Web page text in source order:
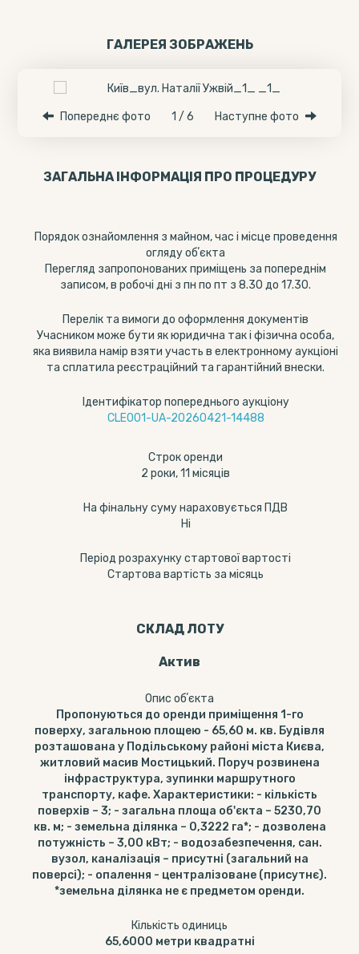
ГАЛЕРЕЯ ЗОБРАЖЕНЬ
Попереднє фото 1 / 6 Наступне фото
ЗАГАЛЬНА ІНФОРМАЦІЯ ПРО ПРОЦЕДУРУ
Порядок ознайомлення з майном, час і місце проведення
огляду обʼєкта
Перегляд запропонованих приміщень за попереднім
записом, в робочі дні з пн по пт з 8.30 до 17.30.
Перелік та вимоги до оформлення документів
Учасником може бути як юридична так і фізична особа,
яка виявила намір взяти участь в електронному аукціоні
та сплатила реєстраційний та гарантійний внески.
Ідентифікатор попереднього аукціону
CLE001-UA-20260421-14488
Строк оренди
2 роки, 11 місяців
На фінальну суму нараховується ПДВ
Ні
Період розрахунку стартової вартості
Стартова вартість за місяць
СКЛАД ЛОТУ
Актив
Опис обʼєкта
Пропонуються до оренди приміщення 1-го
поверху, загальною площею - 65,60 м. кв. Будівля
розташована у Подільському районі міста Києва,
житловий масив Мостицький. Поруч розвинена
інфраструктура, зупинки маршрутного
транспорту, кафе. Характеристики: - кількість
поверхів – 3; - загальна площа об'єкта – 5230,70
кв. м; - земельна ділянка – 0,3222 га*; - дозволена
потужність – 3,00 кВт; - водозабезпечення, сан.
вузол, каналізація – присутні (загальний на
поверсі); - опалення - централізоване (присутнє).
*земельна ділянка не є предметом оренди.
Кількість одиниць
65,6000 метри квадратні